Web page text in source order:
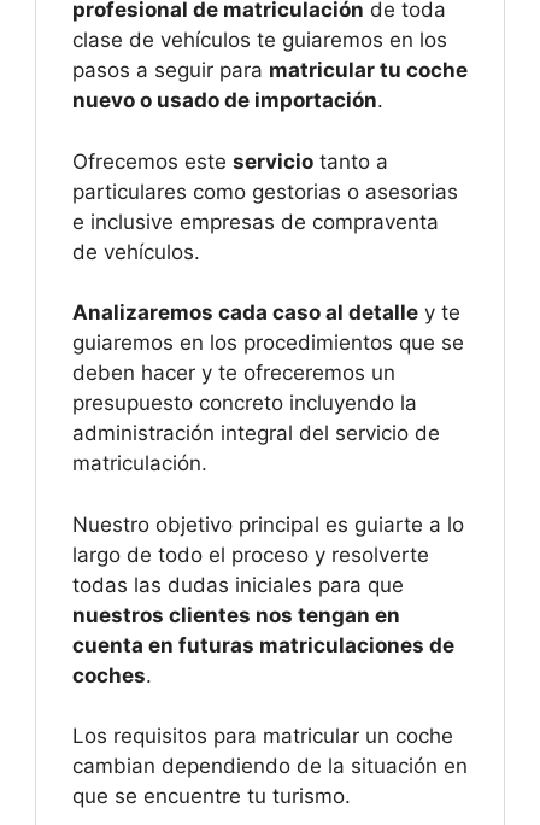
profesional de matriculación de toda
clase de vehículos te guiaremos en los
pasos a seguir para matricular tu coche
nuevo o usado de importación.
Ofrecemos este servicio tanto a
particulares como gestorias o asesorias
e inclusive empresas de compraventa
de vehículos.
Analizaremos cada caso al detalle y te
guiaremos en los procedimientos que se
deben hacer y te ofreceremos un
presupuesto concreto incluyendo la
administración integral del servicio de
matriculación.
Nuestro objetivo principal es guiarte a lo
largo de todo el proceso y resolverte
todas las dudas iniciales para que
nuestros clientes nos tengan en
cuenta en futuras matriculaciones de
coches.
Los requisitos para matricular un coche
cambian dependiendo de la situación en
que se encuentre tu turismo.